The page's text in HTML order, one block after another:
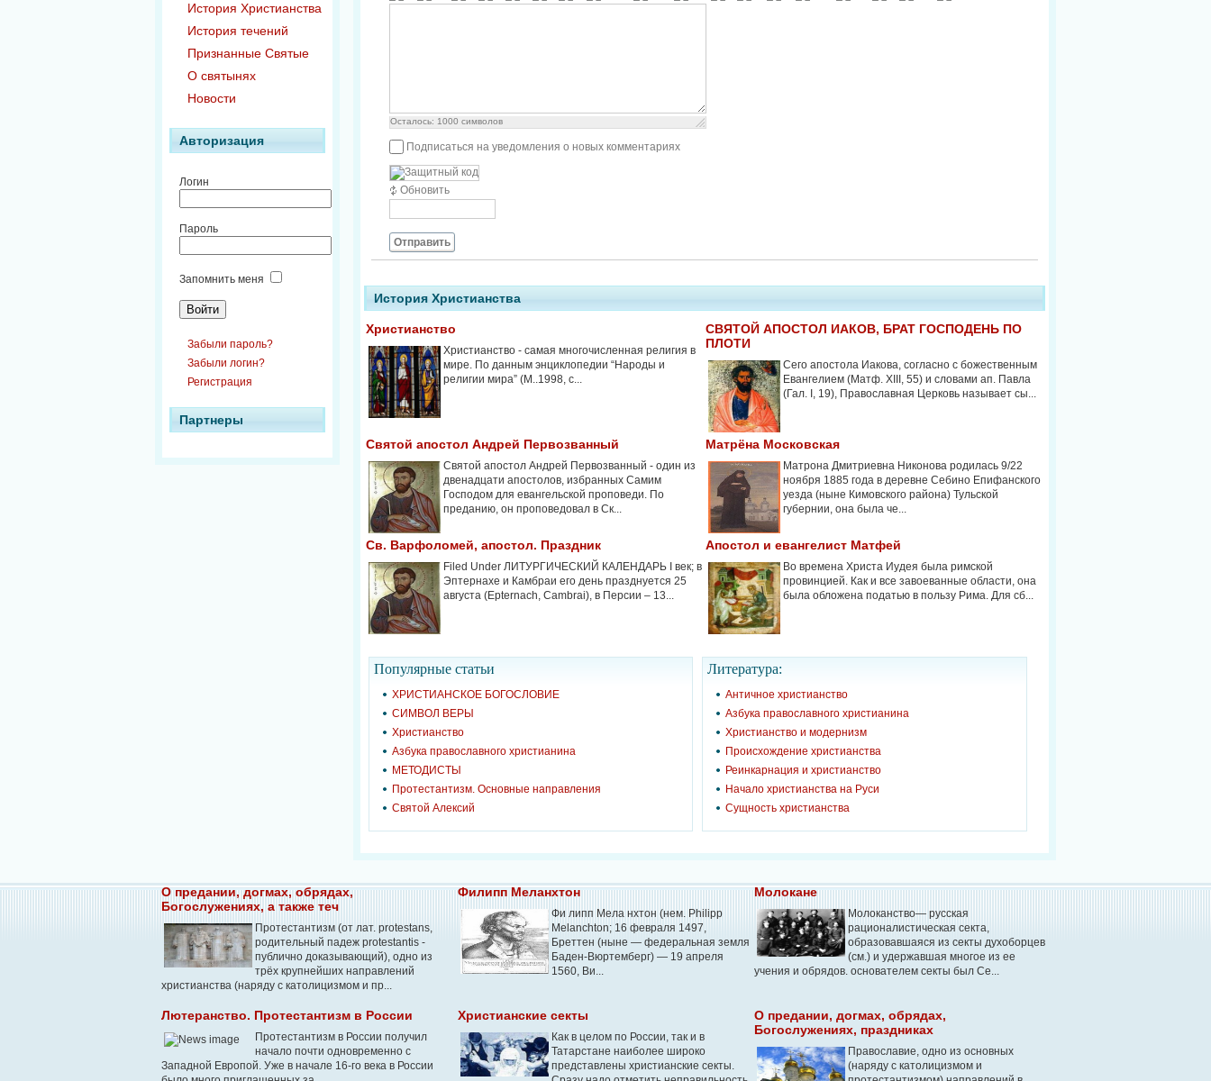
История Христианства
История течений
Признанные Святые
О святынях
Новости
Авторизация
Логин
Пароль
Запомнить меня
Забыли пароль?
Забыли логин?
Регистрация
Партнеры
Осталось: 1000 символов
Подписаться на уведомления о новых комментариях
Обновить
Отправить
История Христианства
Христианство
Христианство - самая многочисленная религия в
мире. По данным энциклопедии “Народы и
религии мира” (М..1998, с...
СВЯТОЙ АПОСТОЛ ИАКОВ, БРАТ ГОСПОДЕНЬ ПО
ПЛОТИ
Сего апостола Иакова, согласно с божественным
Евангелием (Матф. XIII, 55) и словами ап. Павла
(Гал. I, 19), Православная Церковь называет сы...
Святой апостол Андрей Первозванный
Святой апостол Андрей Первозванный - один из
двенадцати апостолов, избранных Самим
Господом для евангельской проповеди. По
преданию, он проповедовал в Ск...
Матрёна Московская
Матрона Дмитриевна Никонова родилась 9/22
ноября 1885 года в деревне Себино Епифанского
уезда (ныне Кимовского района) Тульской
губернии, она была че...
Св. Варфоломей, апостол. Праздник
Filed Under ЛИТУРГИЧЕСКИЙ КАЛЕНДАРЬ I век; в
Эптернахе и Камбраи его день празднуется 25
августа (Epternach, Cambrai), в Персии – 13...
Апостол и евангелист Матфей
Во времена Христа Иудея была римской
провинцией. Как и все завоеванные области, она
была обложена податью в пользу Рима. Для сб...
Популярные cтатьи
ХРИСТИАНСКОЕ БОГОСЛОВИЕ
СИМВОЛ ВЕРЫ
Христианство
Азбука православного христианина
МЕТОДИСТЫ
Протестантизм. Основные направления
Святой Алексий
Литература:
Античное христианство
Азбука православного христианина
Христианство и модернизм
Происхождение христианства
Реинкарнация и христианство
Начало христианства на Руси
Сущность христианства
О предании, догмах, обрядах,
Богослужениях, а также теч
Протестантизм (от лат. protestans,
родительный падеж protestantis -
публично доказывающий), одно из
трёх крупнейших направлений
христианства (наряду с католицизмом и пр...
Филипп Меланхтон
Фи липп Мела нхтон (нем. Philipp
Melanchton; 16 февраля 1497,
Бреттен (ныне — федеральная земля
Баден-Вюртемберг) — 19 апреля
1560, Ви...
Молокане
Молоканство— русская
рационалистическая секта,
образовавшаяся из секты духоборцев
(см.) и удержавшая многое из ее
учения и обрядов. основателем секты был Се...
Лютеранство. Протестантизм в России
Протестантизм в России получил
начало почти одновременно с
Западной Европой. Уже в начале 16-го века в России
Христианские секты
Как в целом по России, так и в
Татарстане наиболее широко
представлены христианские секты.
О предании, догмах, обрядах,
Богослужениях, праздниках
Православие, одно из основных
(наряду с католицизмом и